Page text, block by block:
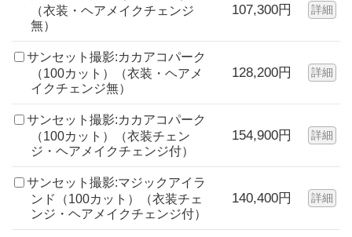
（衣装・ヘアメイクチェンジ
無）
107,300円 詳細
サンセット撮影:カカアコパーク
（100カット）（衣装・ヘアメ
イクチェンジ無）
128,200円 詳細
サンセット撮影:カカアコパーク
（100カット）（衣装チェン
ジ・ヘアメイクチェンジ付）
154,900円 詳細
サンセット撮影:マジックアイラ
ンド（100カット）（衣装チェ
ンジ・ヘアメイクチェンジ付）
140,400円 詳細